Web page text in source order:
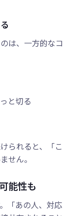
は、一方的なコ
と切る
られると、「こ
せん。
能性も
「あの人、対応